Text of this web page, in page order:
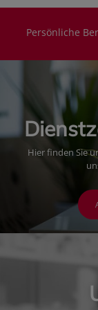
Persönliche
Hier finden Sie